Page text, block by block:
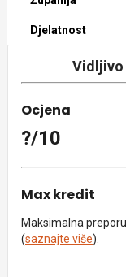
Djelatnost
Vidljivo
Ocjena
?/10
Max kredit
Maksimalna
(saznajte više).